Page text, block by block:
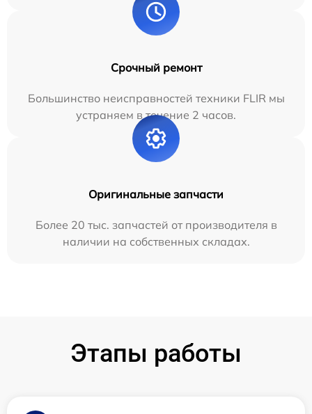
Срочный ремонт
Большинство неисправностей техники FLIR мы
устраняем в течение 2 часов.
Оригинальные запчасти
Более 20 тыс. запчастей от производителя в
наличии на собственных складах.
Этапы работы